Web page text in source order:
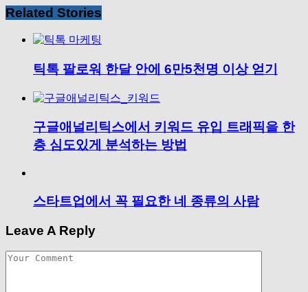
Related Stories
틱톡 팔로워 한달 안에 6만5천명 이상 얻기
구글애널리틱스에서 키워드 유입 트래픽을 한
층 심도있게 분석하는 방법
스타트업에서 꼭 필요한 네 종류의 사람
Leave A Reply